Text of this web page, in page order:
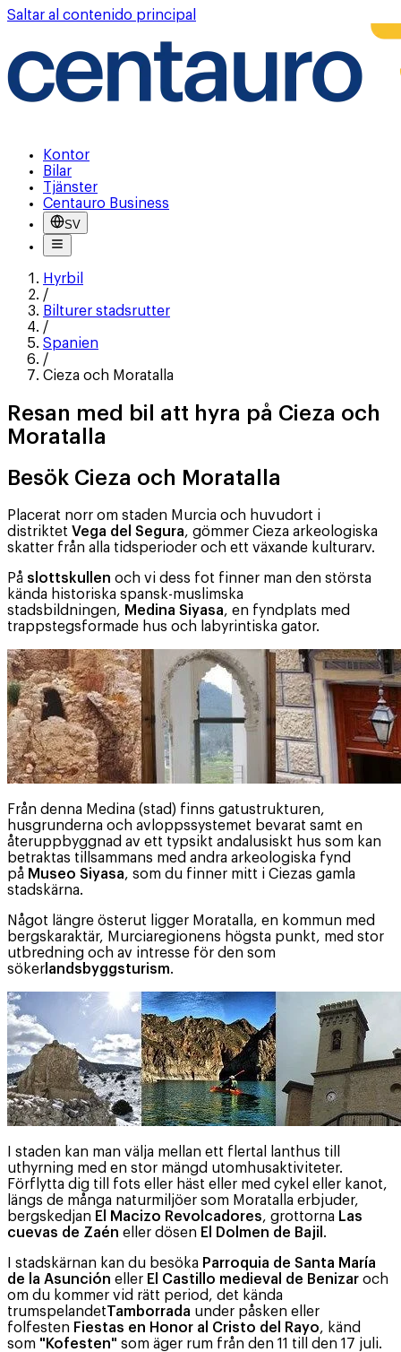
Saltar al contenido principal
Kontor
Bilar
Tjänster
Centauro Business
SV
Hyrbil
/
Bilturer stadsrutter
/
Spanien
/
Cieza och Moratalla
Resan med bil att hyra på Cieza och
Moratalla
Besök Cieza och Moratalla
Placerat norr om staden Murcia och huvudort i
distriktet Vega del Segura, gömmer Cieza arkeologiska
skatter från alla tidsperioder och ett växande kulturarv.
På slottskullen och vi dess fot finner man den största
kända historiska spansk-muslimska
stadsbildningen, Medina Siyasa, en fyndplats med
trappstegsformade hus och labyrintiska gator.
Från denna Medina (stad) finns gatustrukturen,
husgrunderna och avloppssystemet bevarat samt en
återuppbyggnad av ett typsikt andalusiskt hus som kan
betraktas tillsammans med andra arkeologiska fynd
på Museo Siyasa, som du finner mitt i Ciezas gamla
stadskärna.
Något längre österut ligger Moratalla, en kommun med
bergskaraktär, Murciaregionens högsta punkt, med stor
utbredning och av intresse för den som
söker landsbyggsturism.
I staden kan man välja mellan ett flertal lanthus till
uthyrning med en stor mängd utomhusaktiviteter.
Förflytta dig till fots eller häst eller med cykel eller kanot,
längs de många naturmiljöer som Moratalla erbjuder,
bergskedjan El Macizo Revolcadores, grottorna Las
cuevas de Zaén eller dösen El Dolmen de Bajil .
I stadskärnan kan du besöka Parroquia de Santa María
de la Asunción eller El Castillo medieval de Benizar och
om du kommer vid rätt period, det kända
trumspelandetTamborrada under påsken eller
folfesten Fiestas en Honor al Cristo del Rayo, känd
som "Kofesten" som äger rum från den 11 till den 17 juli.